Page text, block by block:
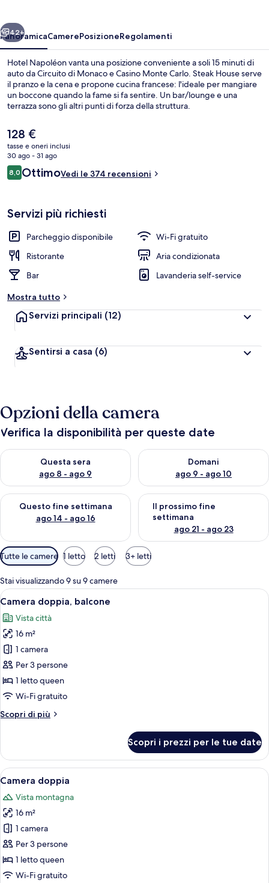
Avanti
42+
PanoramicaCamerePosizioneRegolamenti
Hotel Napoléon vanta una posizione conveniente a soli 15 minuti di
auto da Circuito di Monaco e Casino Monte Carlo. Steak House serve
il pranzo e la cena e propone cucina francese: l'ideale per mangiare
un boccone quando la fame si fa sentire. Un bar/lounge e una
terrazza sono gli altri punti di forza della struttura.
Il
prezzo
attuale
è
128 €
128 €
tasse e oneri inclusi
30 ago - 31 ago
Recensioni
8,08,0 su 10
OttimoVedi le 374 recensioni
Servizi più richiesti
Parcheggio disponibile
Wi-Fi gratuito
Ristorante
Aria condizionata
Bar
Lavanderia self-service
Mostra tutto
Servizi principali (12)
Sentirsi a casa (6)
Opzioni della camera
Verifica la disponibilità per queste date
Questa sera
ago 8 - ago 9
Verifica la disponibilità per questa sera, ago 8 - ago 9
Domani
ago 9 - ago 10
Verifica la disponibilità per
Questo fine settimana
ago 14 - ago 16
Verifica la disponibilità per questo fine settimana, ago 14 -
Il prossimo fine
settimana
ago 21 - ago 23
Verifica la disponibilità per il
Filtri
disponibili
per
le
camere
Tutte le camere 1 letto 2 letti 3+ letti
Stai visualizzando 9 su 9 camere
Apri
tutte
le
foto
per
Camera
doppia,
balcone
Un balcone con un tavolo e un vaso
4
Camera doppia, balcone
Vista città
16 m²
1 camera
Per 3 persone
1 letto queen
Wi-Fi gratuito
Scopri di più
Altri
doppia,
balcone
Scopri i prezzi per le tue date
Apri
tutte
le
foto
per
Camera
doppia
Camera doppia | Una scrivania,
6
Camera doppia
Vista montagna
16 m²
1 camera
Per 3 persone
1 letto queen
Wi-Fi gratuito